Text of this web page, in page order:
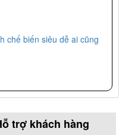
chế biến siêu dễ ai cũng
trợ khách hàng